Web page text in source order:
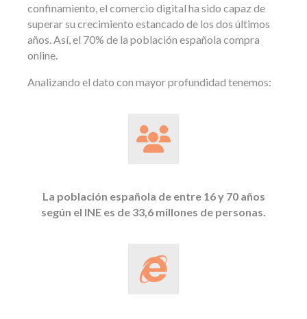
confinamiento, el comercio digital ha sido capaz de
superar su crecimiento estancado de los dos últimos
años. Así, el 70% de la población española compra
online.
Analizando el dato con mayor profundidad tenemos:
La población española de entre 16 y 70 años
según el INE es de 33,6 millones de personas.